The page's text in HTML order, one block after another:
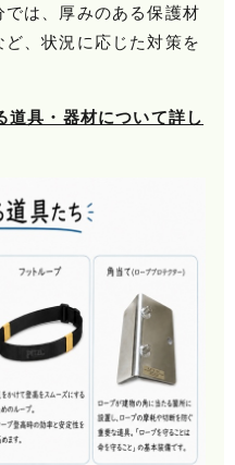
は、厚みのある保護材
、状況に応じた対策を
具・器材について詳し